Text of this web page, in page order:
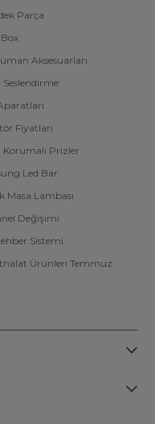
Parça
Aksesuarları
Seslendirme
Fiyatları
Korumalı Prizler
Led Bar
Masa Lambası
Değişimi
Sistemi
Ürünleri Temmuz